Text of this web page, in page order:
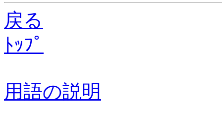
戻る
ﾄｯﾌﾟ
用語の説明